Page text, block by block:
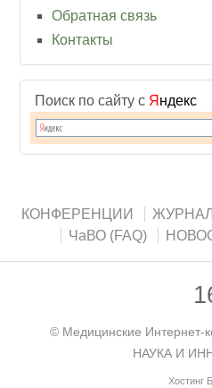
Обратная связь
Контакты
Поиск по сайту с Я ндекс
КОНФЕРЕНЦИИ ЖУРНАЛ
ЧаВО (FAQ)
© Медицинские Интернет-
НАУКА И
Хостинг